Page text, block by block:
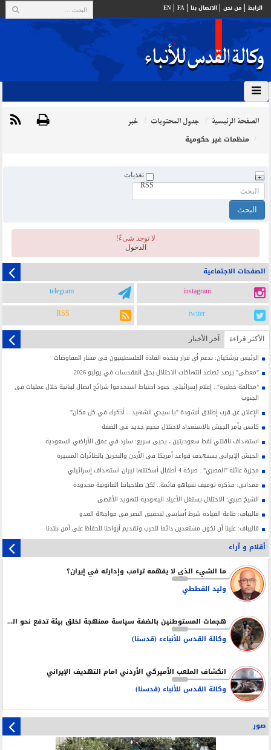
الرابط من نحن الاتصال بنا FA
EN
الصفحة الرئيسية جدول المحتويات
خبر
منظمات غير حكومية
تغذيات
RSS
لا توجد شیءٌ!
الدخول
الصفحات الاجتماعية
instagram
telegram
twiter
RSS
الأکثر قراءة آخر الأخبار
الرئيس بزشكيان: ندعم أي قرار يتخذه القادة الفلسطينيون في مسار المفاوضات
"معطى" يرصد تصاعد انتهاكات الاحتلال بحق المقدسات في يوليو 2026
"مخالفة خطيرة".. إعلام إسرائيلي: جنود احتياط استخدموا شرائح اتصال لبنانية خلال عمليات في
الجنوب
الإعلان عن قرب إطلاق أنشودة "يا سيدي الشهيد... أذكرك في كل مكان"
كاتس يأمر الجيش بالاستعداد لاحتلال مخيم جديد في الضفة
استهداف ناقلتي نفط سعوديتين ، يحيى سريع: سنرد في عمق الأراضي السعودية
الجيش الإيراني يستهدف قواعد أمريكا في الأردن والبحرين بالطائرات المسيرة
مجزرة عائلة "المصري".. صرخة 4 أطفال أسكتتها نيران استهداف إسرائيلي
ممداني: مذكرة توقيف نتنياهو قائمة.. لكن صلاحياتنا القانونية محدودة
الشيخ صبري: الاحتلال يستغل الأعياد اليهودية لتهويد الأقصى
قاليباف: طاعة القيادة شرط أساسي لتحقيق النصر في مواجهة العدو
قاليباف: علينا أن نكون مستعدين دائما للحرب وتقديم أرواحنا للحفاظ على أمن بلادنا
أقلام و آراء
ما الشيء الذي لا يفهمه ترامب وإدارته في إيران؟
وليد القططي
هجمات المستوطنين بالضفة سياسة ممنهجة لخلق بيئة تدفع نحو التهجير
وكالة القدس للأنباءء (قدسنا)
انكشاف الملعب الأميركي الأردني امام التهديف الإيراني
وكالة القدس للأنباء (قدسنا)
صور